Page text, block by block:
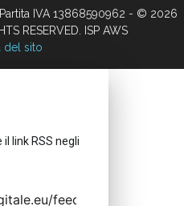
IVA 13868590962 - © 2026
RESERVED. ISP AWS
del sito
link RSS negli